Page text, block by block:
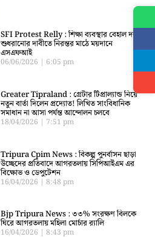
SFI Protest Relly : শিক্ষা ব্যবস্থার বেহাল দশা
শুধরানোর দাবীতে নিরন্তর মাঠে ময়দানে
এসএফআই
06/06/2026 6:05 pm
Greater Tipraland : গ্রেটার টিপ্রাল্যান্ড নিয়ে
নতুন বার্তা দিলেন প্রদ্যোত! লিখিত সাংবিধানিক
সমাধান না আসা পর্যন্ত আন্দোলন চলবে
18/04/2026 7:51 pm
Tripura Cpim News : বিকল্প পুনর্বাসন ছাড়া
উচ্ছেদের প্রতিবাদে আগরতলায় সিপিআইএম এর
বিক্ষোভ ও ডেপুটেশন
16/04/2026 8:48 pm
Bjp Tripura News : ৩৩% সংরক্ষণ বিলকে
ঘিরে আগরতলায় মহিলা মোর্চার র‍্যালি
16/04/2026 8:43 pm